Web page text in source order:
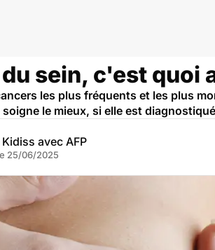
sein, c'est quoi
les plus fréquents et les plus
soigne le mieux, si elle est
avec AFP
25/06/2025